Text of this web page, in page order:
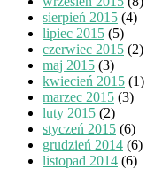
sierpień 2015 (4)
lipiec 2015 (5)
czerwiec 2015 (2)
maj 2015 (3)
kwiecień 2015 (1)
marzec 2015 (3)
luty 2015 (2)
styczeń 2015 (6)
grudzień 2014 (6)
listopad 2014 (6)